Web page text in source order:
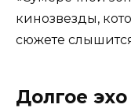
кинозвезды,
сюжете
Долгое